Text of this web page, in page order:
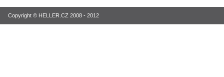
Copyright © HELLER.CZ 2008 - 2012